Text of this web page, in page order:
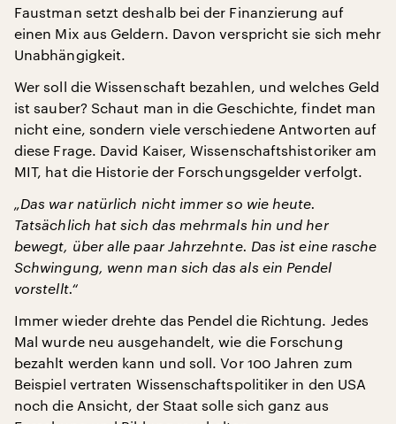
Faustman setzt deshalb bei der Finanzierung auf
einen Mix aus Geldern. Davon verspricht sie sich mehr
Unabhängigkeit.
Wer soll die Wissenschaft bezahlen, und welches Geld
ist sauber? Schaut man in die Geschichte, findet man
nicht eine, sondern viele verschiedene Antworten auf
diese Frage. David Kaiser, Wissenschaftshistoriker am
MIT, hat die Historie der Forschungsgelder verfolgt.
„Das war natürlich nicht immer so wie heute.
Tatsächlich hat sich das mehrmals hin und her
bewegt, über alle paar Jahrzehnte. Das ist eine rasche
Schwingung, wenn man sich das als ein Pendel
vorstellt.“
Immer wieder drehte das Pendel die Richtung. Jedes
Mal wurde neu ausgehandelt, wie die Forschung
bezahlt werden kann und soll. Vor 100 Jahren zum
Beispiel vertraten Wissenschaftspolitiker in den USA
noch die Ansicht, der Staat solle sich ganz aus